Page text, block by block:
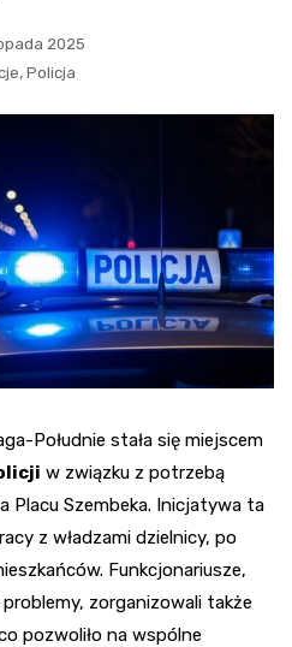
2025
, Policja
Południe stała się miejscem
w związku z potrzebą
Placu Szembeka. Inicjatywa ta
z władzami dzielnicy, po
Funkcjonariusze,
zorganizowali także
pozwoliło na wspólne